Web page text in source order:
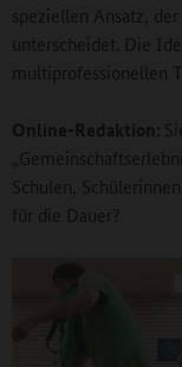
speziellen Ansatz,
unterscheidet. Die
multiprofessionellen
Online-Redaktion:
Schulen,
für die Dauer?